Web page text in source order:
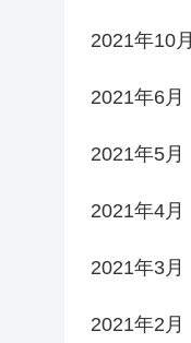
2021年10月
2021年6月
2021年5月
2021年4月
2021年3月
2021年2月